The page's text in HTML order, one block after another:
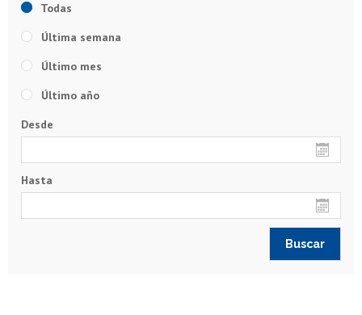
Todas
Última semana
Último mes
Último año
Desde
Hasta